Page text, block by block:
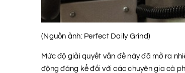
(Nguồn ảnh: Perfect Daily Grind)
Mức độ giải quyết vấn đề này đã mở ra
động đáng kể đối với các chuyên gia cà